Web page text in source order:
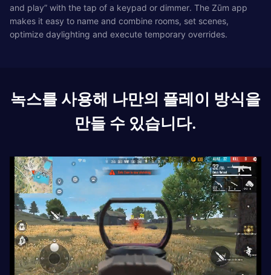
and play” with the tap of a keypad or dimmer. The Zūm app
makes it easy to name and combine rooms, set scenes,
optimize daylighting and execute temporary overrides.
녹스를 사용해 나만의 플레이 방식을
만들 수 있습니다.